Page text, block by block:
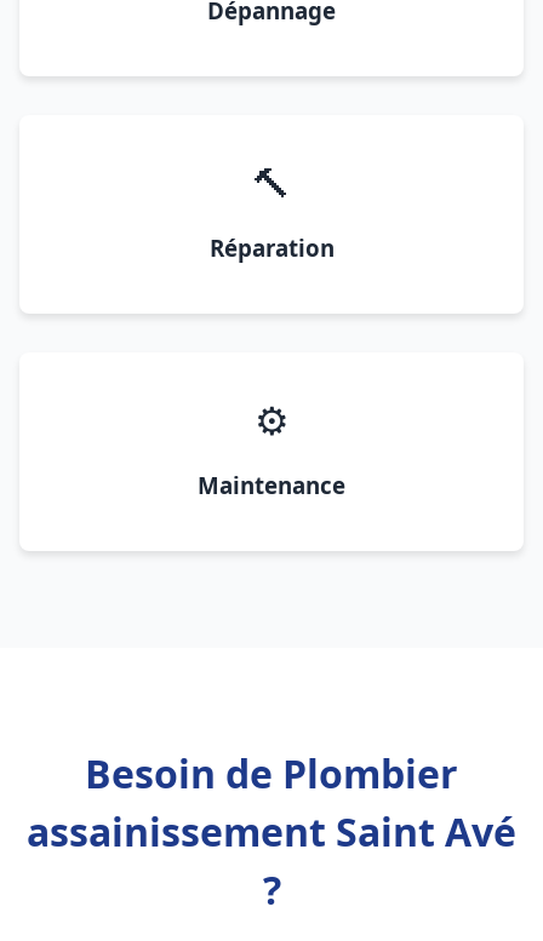
Dépannage
🔨
Réparation
⚙️
Maintenance
Besoin de Plombier
assainissement Saint Avé
?